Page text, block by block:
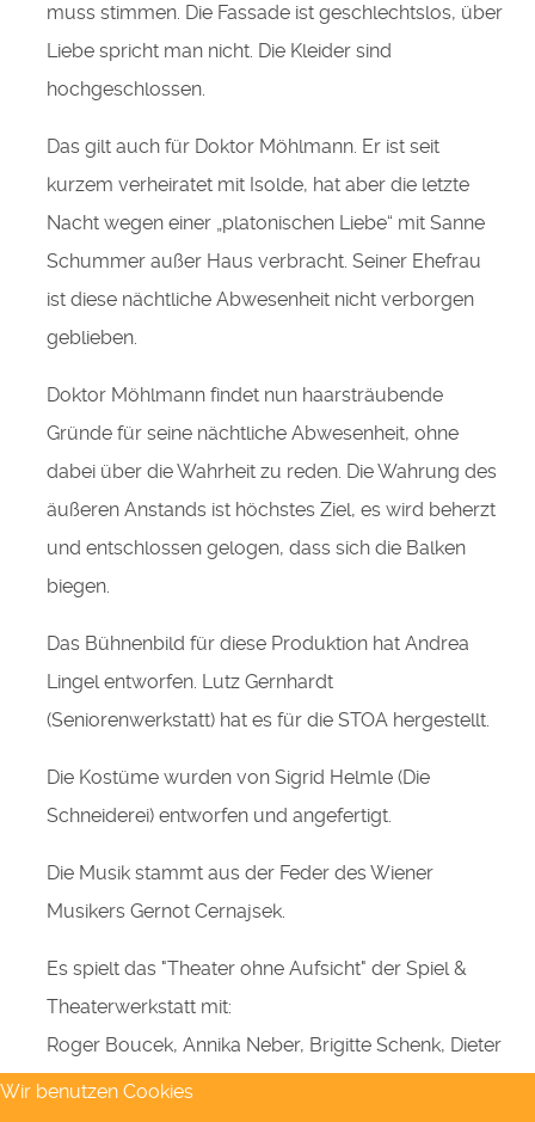
muss stimmen. Die Fassade ist geschlechtslos, über
Liebe spricht man nicht. Die Kleider sind
hochgeschlossen.
Das gilt auch für Doktor Möhlmann. Er ist seit
kurzem verheiratet mit Isolde, hat aber die letzte
Nacht wegen einer „platonischen Liebe“ mit Sanne
Schummer außer Haus verbracht. Seiner Ehefrau
ist diese nächtliche Abwesenheit nicht verborgen
geblieben.
Doktor Möhlmann findet nun haarsträubende
Gründe für seine nächtliche Abwesenheit, ohne
dabei über die Wahrheit zu reden. Die Wahrung des
äußeren Anstands ist höchstes Ziel, es wird beherzt
und entschlossen gelogen, dass sich die Balken
biegen.
Das Bühnenbild für diese Produktion hat Andrea
Lingel entworfen. Lutz Gernhardt
(Seniorenwerkstatt) hat es für die STOA hergestellt.
Die Kostüme wurden von Sigrid Helmle (Die
Schneiderei) entworfen und angefertigt.
Die Musik stammt aus der Feder des Wiener
Musikers Gernot Cernajsek.
Es spielt das "Theater ohne Aufsicht" der Spiel &
Theaterwerkstatt mit:
Roger Boucek, Annika Neber, Brigitte Schenk, Dieter
Niegel, Brigitte Lepper, Jens Lüdecke, Bettina
Wir benutzen Cookies